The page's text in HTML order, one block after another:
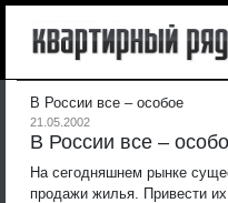
В России все – особое
21.05.2002
В России все –
На сегодняшнем рынке
продажи жилья. Привести